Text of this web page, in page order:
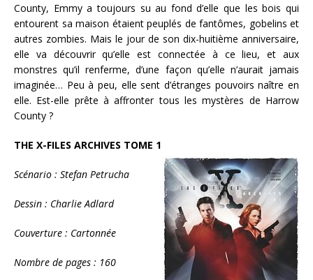
County, Emmy a toujours su au fond d’elle que les bois qui
entourent sa maison étaient peuplés de fantômes, gobelins et
autres zombies. Mais le jour de son dix-huitième anniversaire,
elle va découvrir qu’elle est connectée à ce lieu, et aux
monstres qu’il renferme, d’une façon qu’elle n’aurait jamais
imaginée… Peu à peu, elle sent d’étranges pouvoirs naître en
elle. Est-elle prête à affronter tous les mystères de Harrow
County ?
THE X-FILES ARCHIVES TOME 1
Scénario : Stefan Petrucha
Dessin : Charlie Adlard
Couverture : Cartonnée
Nombre de pages : 160